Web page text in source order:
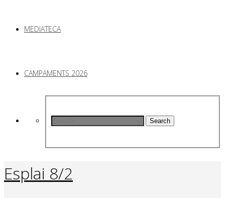
MEDIATECA
CAMPAMENTS 2026
Search
Esplai 8/2